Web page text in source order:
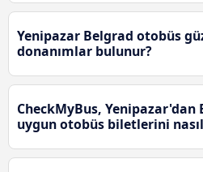
Yenipazar Belgrad otobüs
donanımlar bulunur?
CheckMyBus, Yenipazar'dan
uygun otobüs biletlerini